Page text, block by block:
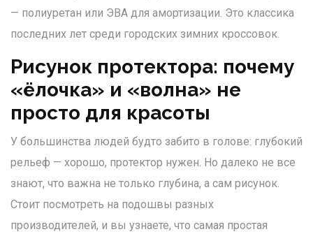
— полиуретан или ЭВА для амортизации. Это классика
последних лет среди городских зимних кроссовок.
Рисунок протектора: почему
«ёлочка» и «волна» не
просто для красоты
У большинства людей будто забито в голове: глубокий
рельеф — хорошо, протектор нужен. Но далеко не все
знают, что важна не только глубина, а сам рисунок.
Стоит посмотреть на подошвы разных
производителей, и вы узнаете, что самая простая